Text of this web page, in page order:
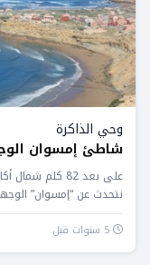
وحي الذاكرة
شاطئ إمسوان الوجهة
على بعد 82 كلم
نتحدث عن “إمسوان”